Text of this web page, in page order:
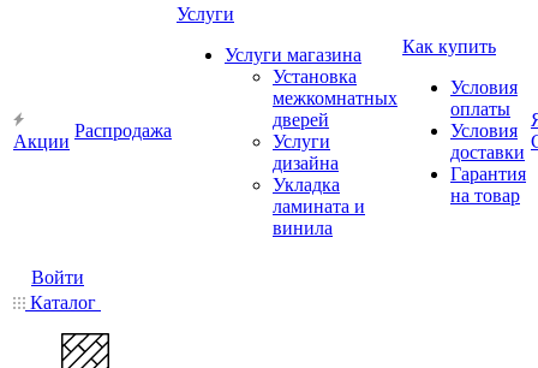
Акции
Распродажа
Услуги
Услуги магазина
Установка
межкомнатных
дверей
Услуги
дизайна
Укладка
ламината и
винила
Как купить
Условия
оплаты
Условия
доставки
Гарантия
на товар
Войти
Каталог